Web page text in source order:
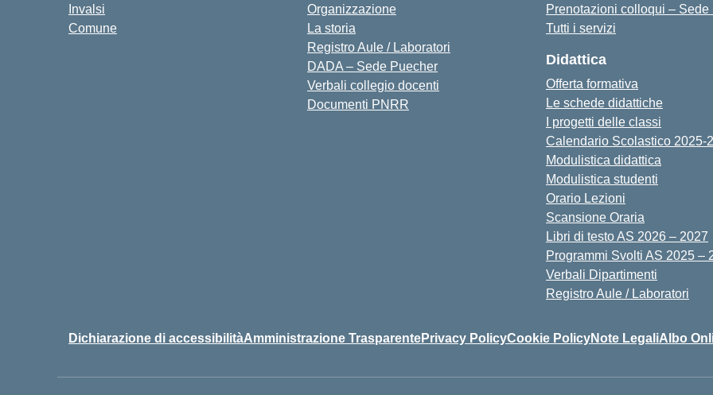
Invalsi
Comune
Organizzazione
La storia
Registro Aule / Laboratori
DADA – Sede Puecher
Verbali collegio docenti
Documenti PNRR
Prenotazioni colloqui – Sede
Tutti i servizi
Didattica
Offerta formativa
Le schede didattiche
I progetti delle classi
Calendario Scolastico 2025-
Modulistica didattica
Modulistica studenti
Orario Lezioni
Scansione Oraria
Libri di testo AS 2026 – 2027
Programmi Svolti AS 2025 –
Verbali Dipartimenti
Registro Aule / Laboratori
Dichiarazione di accessibilitàAmministrazione TrasparentePrivacy PolicyCookie PolicyNote LegaliAlbo